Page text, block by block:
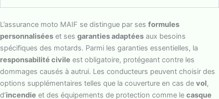
L’assurance moto MAIF se distingue par ses formules
personnalisées et ses garanties adaptées aux besoins
spécifiques des motards. Parmi les garanties essentielles, la
responsabilité civile est obligatoire, protégeant contre les
dommages causés à autrui. Les conducteurs peuvent choisir des
options supplémentaires telles que la couverture en cas de vol,
d’incendie et des équipements de protection comme le casque